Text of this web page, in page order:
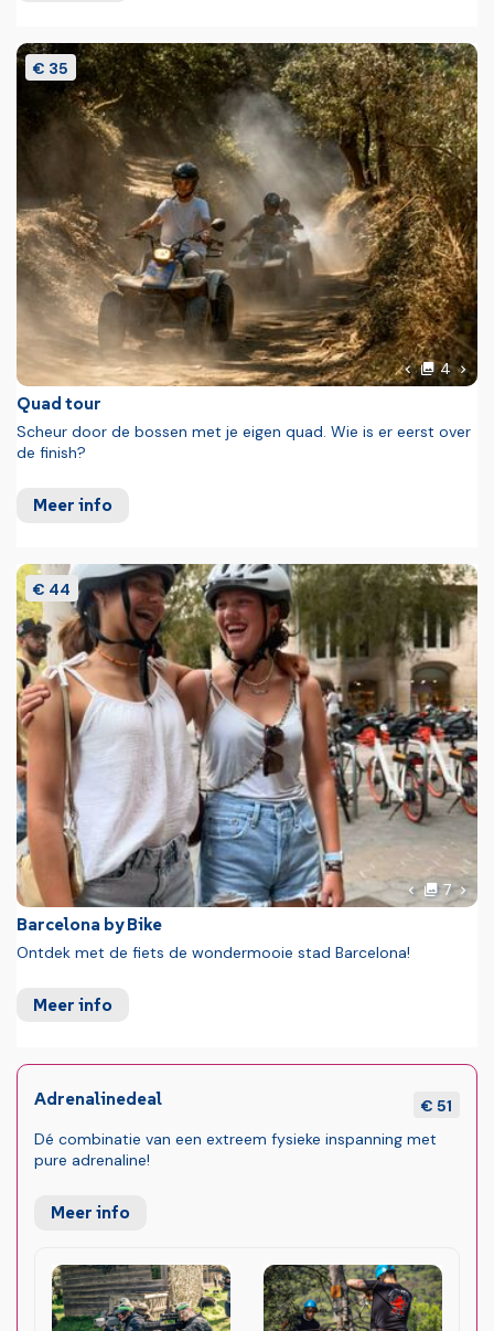
Quad tour
Scheur door de bossen met je eigen quad. Wie is er eerst over
de finish?
Meer info
€ 35
Vorige foto
4
Barcelona by Bike
Ontdek met de fiets de wondermooie stad Barcelona!
Meer info
€ 44
Vorige foto
7
Adrenalinedeal
€ 51
Dé combinatie van een extreem fysieke inspanning met
pure adrenaline!
Meer info